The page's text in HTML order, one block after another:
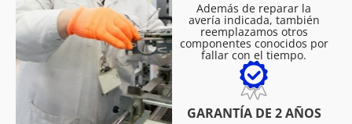
Además de reparar la
avería indicada, también
reemplazamos otros
componentes conocidos por
fallar con el tiempo.
GARANTÍA DE 2 AÑOS